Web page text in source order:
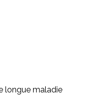
longue maladie